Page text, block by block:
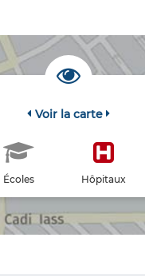
Voir la carte
Écoles Hôpitaux